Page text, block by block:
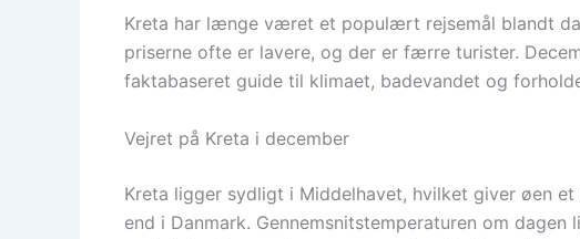
Kreta har længe været et populært rejsemål blandt
priserne ofte er lavere, og der er færre turister.
faktabaseret guide til klimaet, badevandet og
Vejret på Kreta i december
Kreta ligger sydligt i Middelhavet, hvilket giver øen
end i Danmark. Gennemsnitstemperaturen om